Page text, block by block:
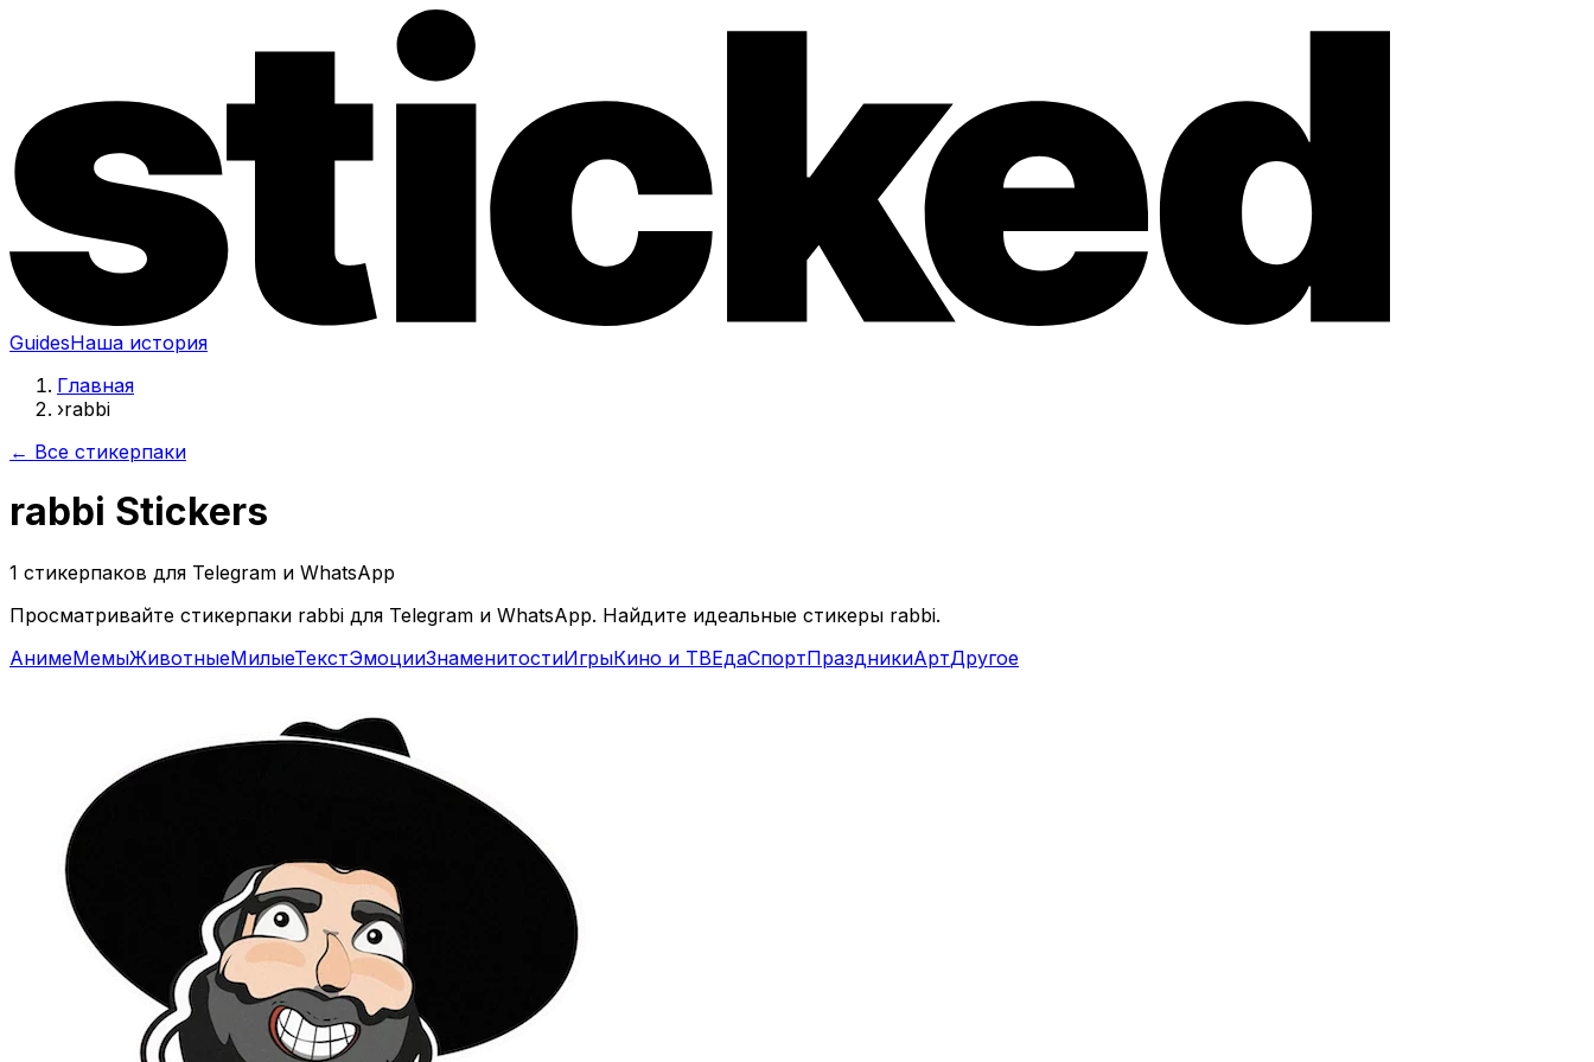
GuidesНаша история
Главная
›rabbi
← Все стикерпаки
rabbi Stickers
1 стикерпаков для Telegram и WhatsApp
Просматривайте стикерпаки rabbi для Telegram и WhatsApp. Найдите идеальные стикеры rabbi.
АнимеМемыЖивотныеМилыеТекстЭмоцииЗнаменитостиИгрыКино и ТВЕдаСпортПраздникиАртДругое